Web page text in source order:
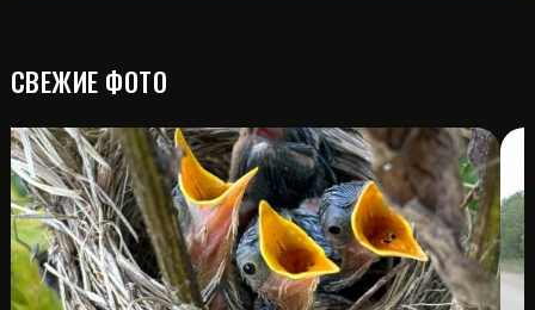
СВЕЖИЕ ФОТО